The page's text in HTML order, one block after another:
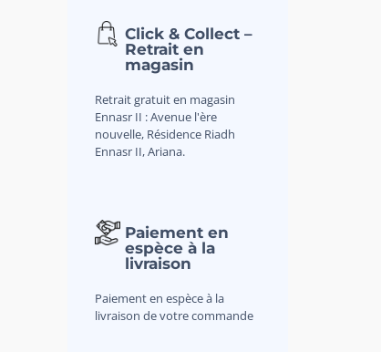
Click & Collect –
Retrait en
magasin
Retrait gratuit en magasin
Ennasr II : Avenue l'ère
nouvelle, Résidence Riadh
Ennasr II, Ariana.
Paiement en
espèce à la
livraison
Paiement en espèce à la
livraison de votre commande